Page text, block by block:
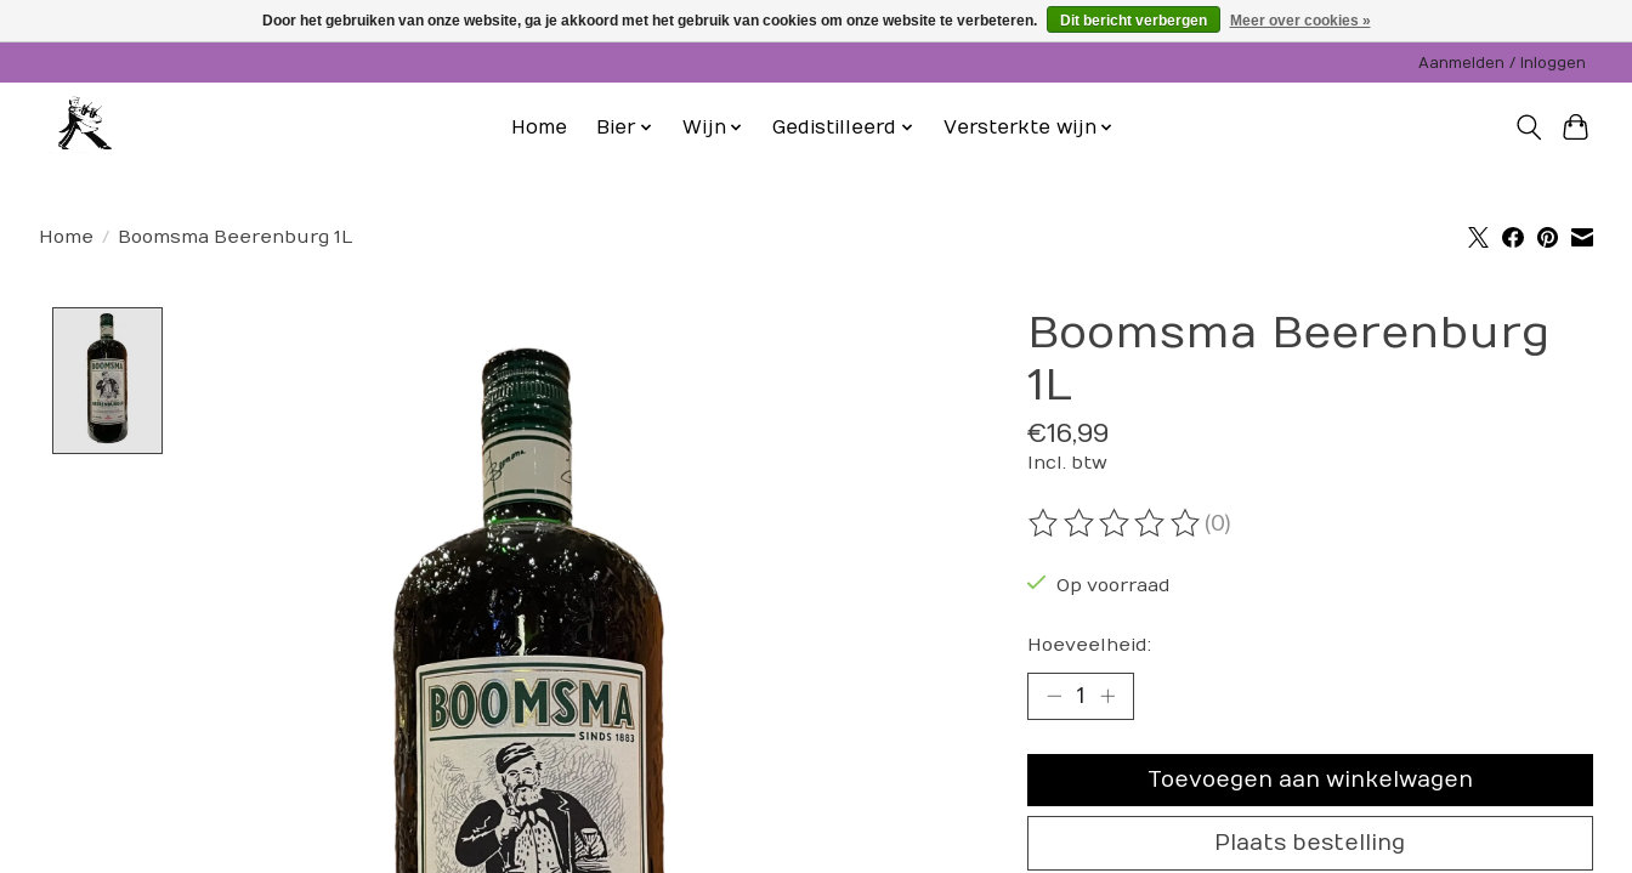
Aanmelden / Inloggen
Home Bier Wijn Gedistilleerd Versterkte wijn
Home / Boomsma Beerenburg 1L
Boomsma Beerenburg
1L
€16,99
Incl. btw
De beoordeling van dit product is
(0)
Op voorraad
Hoeveelheid:
Toevoegen aan winkelwagen
Plaats bestelling
Door het gebruiken van onze website, ga je akkoord met het gebruik van cookies om onze website te verbeteren. Dit bericht verbergen Meer over cookies »